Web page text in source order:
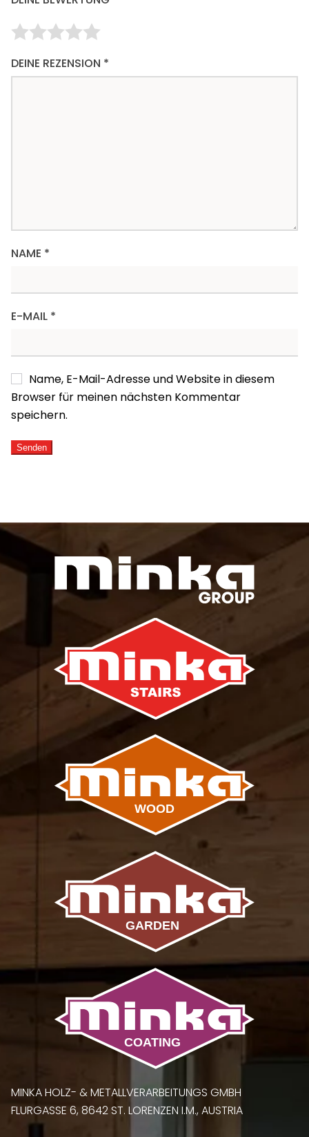
DEINE REZENSION *
NAME *
E-MAIL *
Name, E-Mail-Adresse und Website in diesem
Browser für meinen nächsten Kommentar
speichern.
MINKA HOLZ- & METALLVERARBEITUNGS GMBH
FLURGASSE 6, 8642 ST. LORENZEN I.M., AUSTRIA